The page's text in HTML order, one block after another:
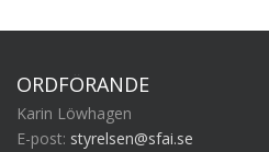
ORDFÖRANDE
Karin Löwhagen
E-post: styrelsen@sfai.se